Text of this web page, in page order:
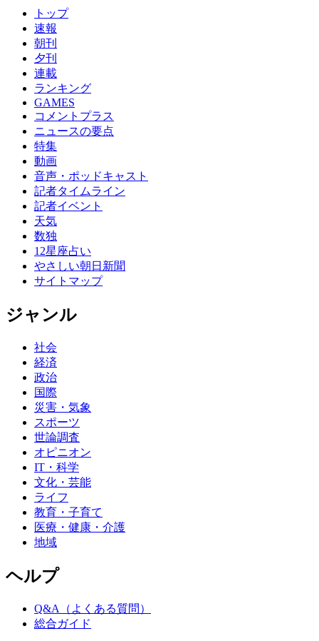
トップ
速報
朝刊
夕刊
連載
ランキング
GAMES
コメントプラス
ニュースの要点
特集
動画
音声・ポッドキャスト
記者タイムライン
記者イベント
天気
数独
12星座占い
やさしい朝日新聞
サイトマップ
ジャンル
社会
経済
政治
国際
災害・気象
スポーツ
世論調査
オピニオン
IT・科学
文化・芸能
ライフ
教育・子育て
医療・健康・介護
地域
ヘルプ
Q&A（よくある質問）
総合ガイド